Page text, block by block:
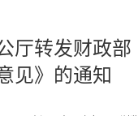
厅转发财政
见》的通知